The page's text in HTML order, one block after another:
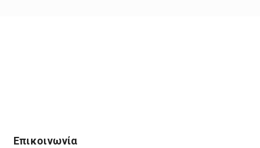
Επικοινωνία